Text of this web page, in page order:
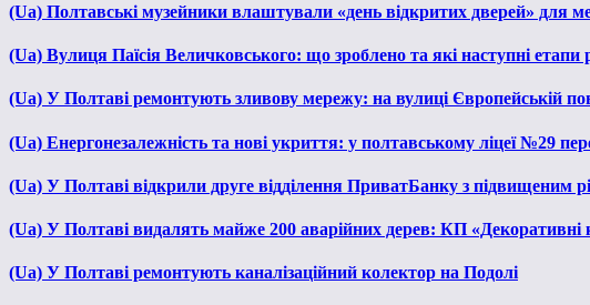
(Ua) Полтавські музейники влаштували «день відкритих дверей» для
(Ua) Вулиця Паїсія Величковського: що зроблено та які наступні етапи
(Ua) У Полтаві ремонтують зливову мережу: на вулиці Європейській
(Ua) Енергонезалежність та нові укриття: у полтавському ліцеї №29
(Ua) У Полтаві відкрили друге відділення ПриватБанку з підвищеним
(Ua) У Полтаві видалять майже 200 аварійних дерев: КП «Декоративні
(Ua) У Полтаві ремонтують каналізаційний колектор на Подолі